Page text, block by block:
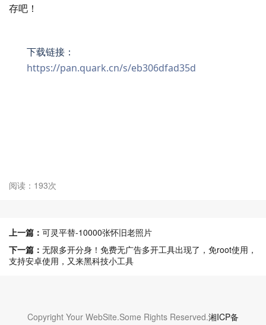
存吧！
下载链接：
https://pan.quark.cn/s/eb306dfad35d
阅读：193次
上一篇： 可灵平替-10000张怀旧老照片
下一篇： 无限多开分身！免费无广告多开工具出现了，免root使用，
支持安卓使用，又来黑科技小工具
Copyright Your WebSite.Some Rights Reserved.湘ICP备